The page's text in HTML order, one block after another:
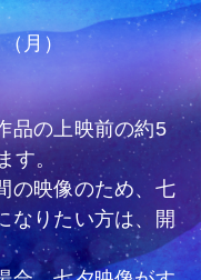
月）
品の上映前の約5
す。
の映像のため、七
なりたい方は、開